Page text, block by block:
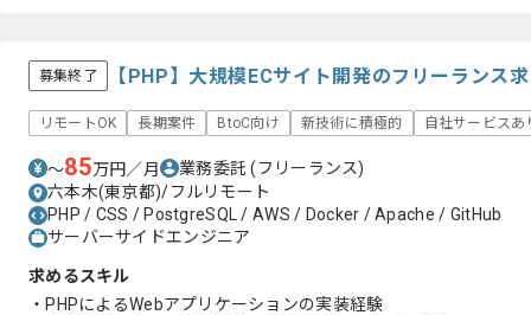
募集終了 【PHP】大規模ECサイト開発のフリーランス
リモートOK 長期案件 BtoC向け 新技術に積極的 自社サービスあ
〜85万円／月 業務委託(フリーランス)
六本木(東京都)/フルリモート
PHP / CSS / PostgreSQL / AWS / Docker / Apache / GitHub
サーバーサイドエンジニア
求めるスキル
・PHPによるWebアプリケーションの実装経験